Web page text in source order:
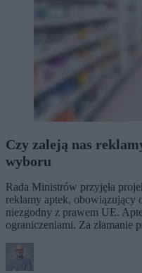
Czy zaleją nas
wyboru
Rada Ministrów przyjęła
reklamy aptek, obowiązujący
niezgodny z prawem UE.
ograniczeniami. Za złamanie